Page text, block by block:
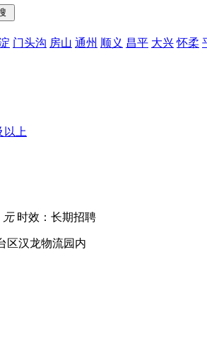
门头沟 房山 通州 顺义 昌平 大兴 怀柔
以上
元时效：长期招聘
区汉龙物流园内